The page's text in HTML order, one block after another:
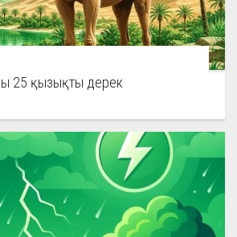
25 қызықты дерек